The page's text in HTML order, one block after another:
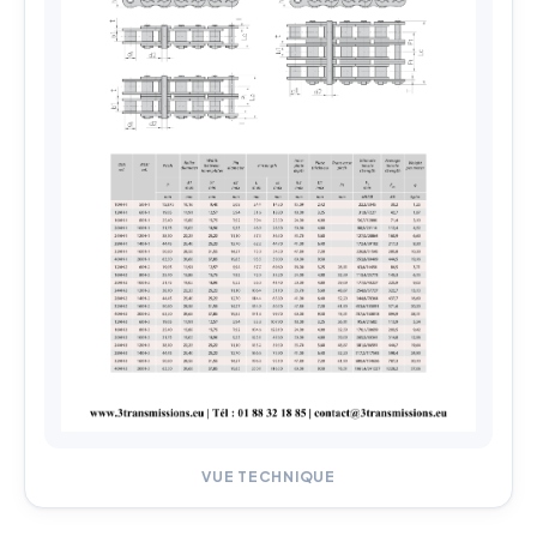
VUE TECHNIQUE